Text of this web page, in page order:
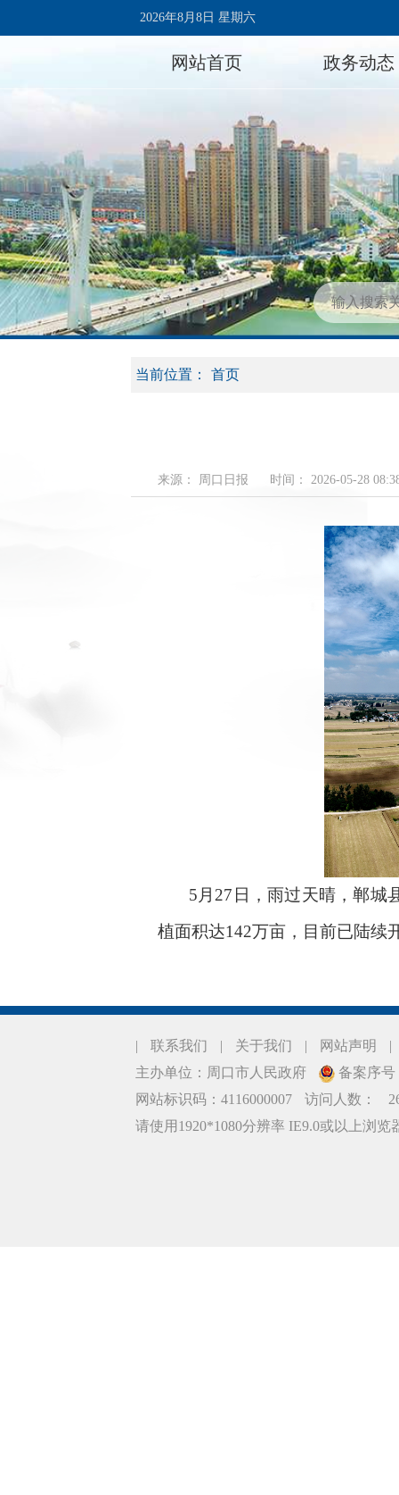
2026年8月8日 星期六
网站首页 政务动态
当前位置： 首页
来源： 周口日报 时间： 2026-05-28
5月27日，雨过天晴，郸城
植面积达142万亩，目前已陆续
| 联系我们 | 关于我们 | 网站声明
|
主办单位：周口市人民政府
备案序号
网站标识码：4116000007
访问人数：
请使用1920*1080分辨率 IE9.0或以上浏览